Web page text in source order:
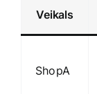
Veikals
ShopA